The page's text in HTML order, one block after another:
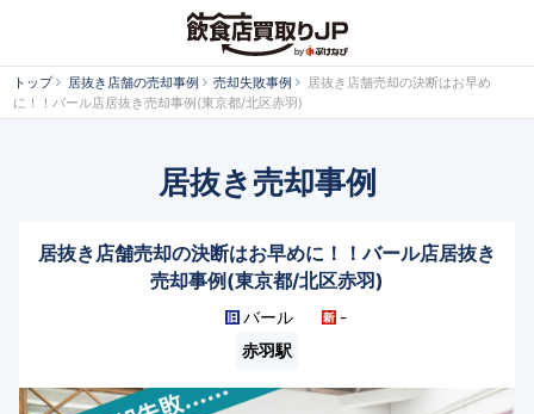
トップ 居抜き店舗の売却事例 売却失敗事例
居抜き店舗売却の決断はお早め
に！！バール店居抜き売却事例(東京都/北区赤羽)
居抜き売却事例
居抜き店舗売却の決断はお早めに！！バール店居抜き
売却事例(東京都/北区赤羽)
バール
-
赤羽駅